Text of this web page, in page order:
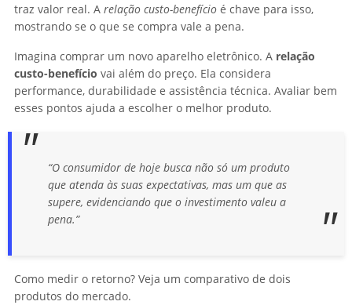
traz valor real. A relação custo-benefício é chave para isso,
mostrando se o que se compra vale a pena.
Imagina comprar um novo aparelho eletrônico. A relação
custo-benefício vai além do preço. Ela considera
performance, durabilidade e assistência técnica. Avaliar bem
esses pontos ajuda a escolher o melhor produto.
“O consumidor de hoje busca não só um produto
que atenda às suas expectativas, mas um que as
supere, evidenciando que o investimento valeu a
pena.”
Como medir o retorno? Veja um comparativo de dois
produtos do mercado.